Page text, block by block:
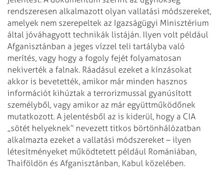
rendszeresen alkalmazott olyan vallatási módszereket,
amelyek nem szerepeltek az Igazságügyi Minisztérium
által jóváhagyott technikák listáján. Ilyen volt például
Afganisztánban a jeges vízzel teli tartályba való
merítés, vagy hogy a fogoly fejét folyamatosan
nekiverték a falnak. Ráadásul ezeket a kínzásokat
akkor is bevetették, amikor már minden hasznos
információt kihúztak a terrorizmussal gyanúsított
személyből, vagy amikor az már együttműködőnek
mutatkozott. A jelentésből az is kiderül, hogy a CIA
„sötét helyeknek” nevezett titkos börtönhálózatban
alkalmazta ezeket a vallatási módszereket – ilyen
létesítményeket működtetett például Romániában,
Thaiföldön és Afganisztánban, Kabul közelében.